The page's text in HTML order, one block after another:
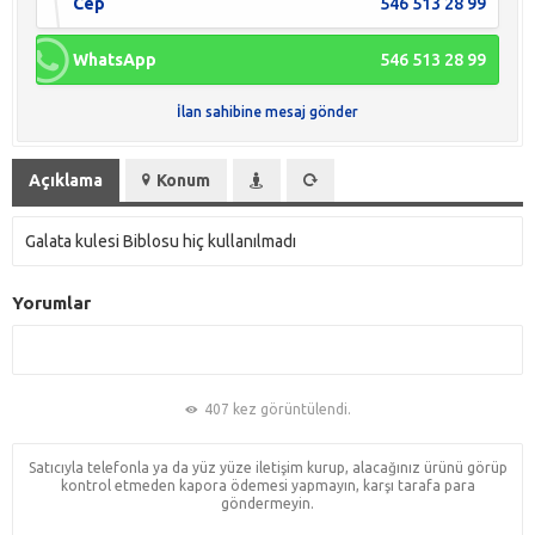
Cep 546 513 28 99
WhatsApp 546 513 28 99
İlan sahibine mesaj gönder
Açıklama Konum
Galata kulesi Biblosu hiç kullanılmadı
Yorumlar
407 kez görüntülendi.
Satıcıyla telefonla ya da yüz yüze iletişim kurup, alacağınız ürünü görüp
kontrol etmeden kapora ödemesi yapmayın, karşı tarafa para
göndermeyin.